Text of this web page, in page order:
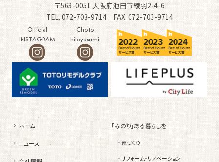
〒563-0051 大阪府池田市綾羽2-4-6
TEL. 072-703-9714 FAX. 072-703-9714
Official
INSTAGRAM
Chotto
hitoyasumi
ホーム
ニュース
「みのり」ある暮らしを
家づくり
リフォーム・リノベーション